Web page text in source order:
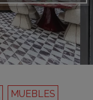
MUEBLES